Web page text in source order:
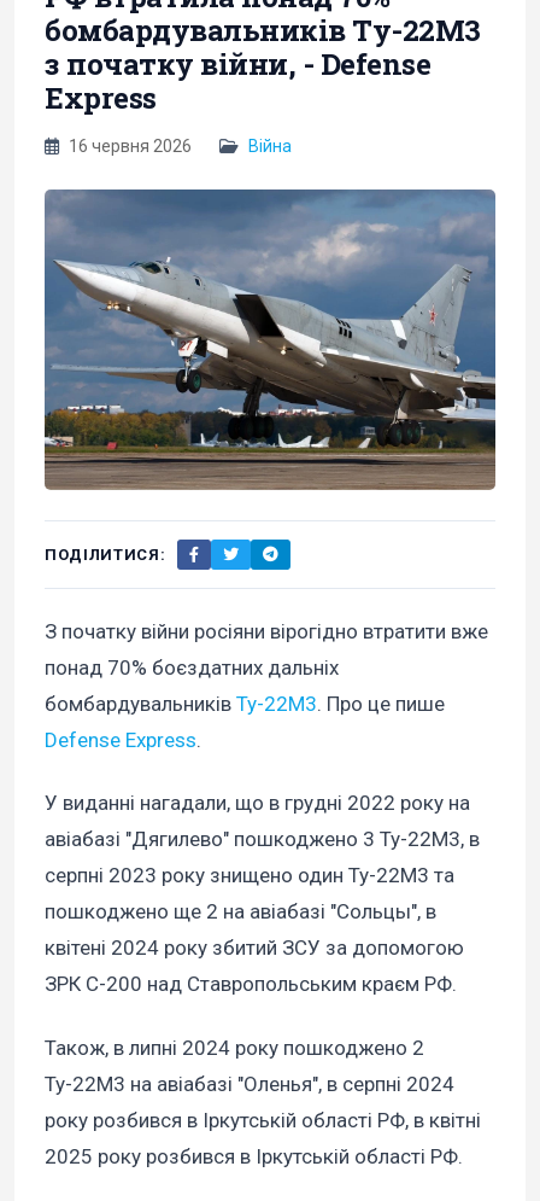
бомбардувальників Ту-22М3
з початку війни, - Defense
Express
16 червня 2026 Війна
ПОДІЛИТИСЯ:
З початку війни росіяни вірогідно втратити вже
понад 70% боєздатних дальніх
бомбардувальників Ту-22М3. Про це пише
Defense Express.
У виданні нагадали, що в грудні 2022 року на
авіабазі "Дягилево" пошкоджено 3 Ту-22М3, в
серпні 2023 року знищено один Ту-22М3 та
пошкоджено ще 2 на авіабазі "Сольцы", в
квітені 2024 року збитий ЗСУ за допомогою
ЗРК С-200 над Ставропольським краєм РФ.
Також, в липні 2024 року пошкоджено 2
Ту-22М3 на авіабазі "Оленья", в серпні 2024
року розбився в Іркутській області РФ, в квітні
2025 року розбився в Іркутській області РФ.